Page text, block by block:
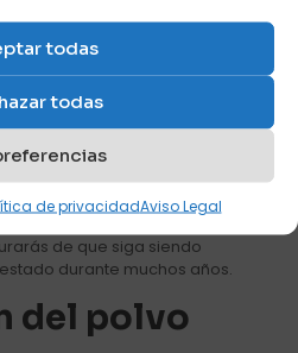
todas
todas
de privacidadAviso Legal
estupendo.
para garantizar que tu
dañar la tapicería y
reclinable. Para evitar que
mantener la zona libre
aspirador con un accesorio
la suciedad o los restos de
de que siga siendo
durante muchos años.
del polvo